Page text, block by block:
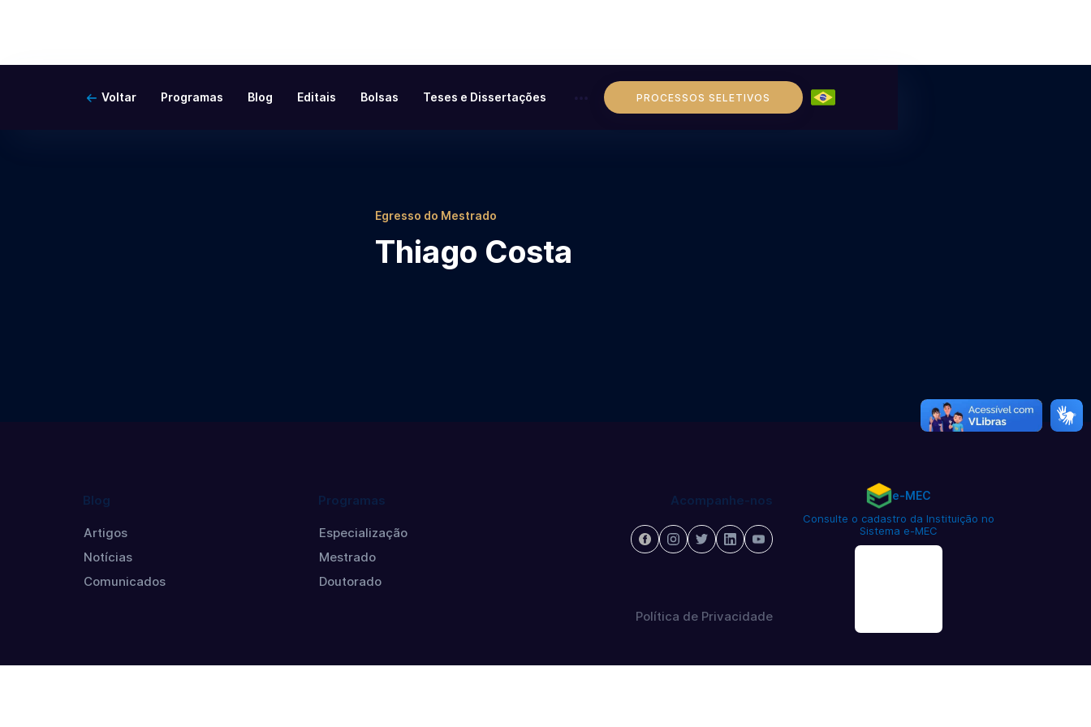
Voltar Programas Blog Editais Bolsas Teses e Dissertações PROCESSOS SELETIVOS
Egresso do Mestrado
Thiago Costa
Blog
Artigos
Notícias
Comunicados
Programas
Especialização
Mestrado
Doutorado
Acompanhe-nos
Política de Privacidade
e-MEC
Consulte o cadastro da Instituição no
Sistema e-MEC